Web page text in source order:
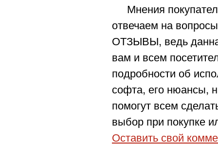
Мнения
отвечаем на
ОТЗЫВЫ, ведь
вам и всем
подробности об
софта, его нюансы,
помогут всем
выбор при покупке
Оставить свой